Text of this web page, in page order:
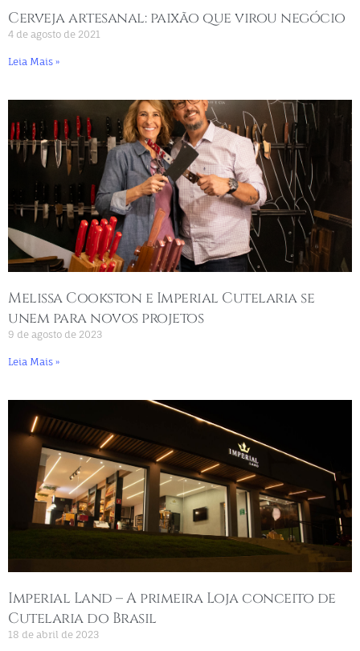
Cerveja artesanal: paixão que virou negócio
4 de agosto de 2021
Leia Mais »
Melissa Cookston e Imperial Cutelaria se
unem para novos projetos
9 de agosto de 2023
Leia Mais »
Imperial Land – A primeira Loja conceito de
Cutelaria do Brasil
18 de abril de 2023